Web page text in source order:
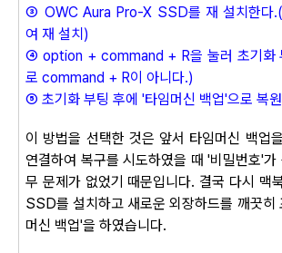
③ OWC Aura Pro-X SSD를 재 설치한다.(
여 재 설치)
④ option + command + R을 눌러 초기화
로 command + R이 아니다.)
⑤ 초기화 부팅 후에 '타임머신 백업'으로 복
이 방법을 선택한 것은 앞서 타임머신 백업
연결하여 복구를 시도하였을 때 '비밀번호'
무 문제가 없었기 때문입니다. 결국 다시 맥
SSD를 설치하고 새로운 외장하드를 깨끗히
머신 백업'을 하였습니다.